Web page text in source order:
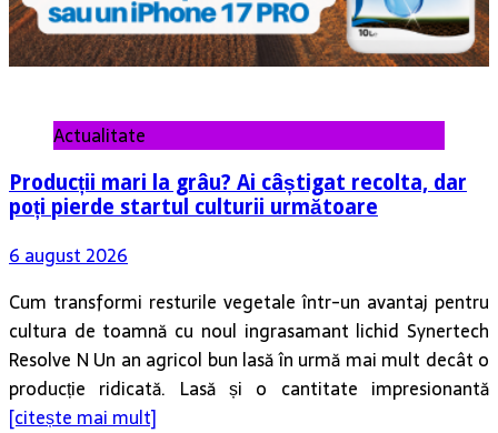
Actualitate
Producții mari la grâu? Ai câștigat recolta, dar
poți pierde startul culturii următoare
6 august 2026
Cum transformi resturile vegetale într-un avantaj pentru
cultura de toamnă cu noul ingrasamant lichid Synertech
Resolve N Un an agricol bun lasă în urmă mai mult decât o
producție ridicată. Lasă și o cantitate impresionantă
[citește mai mult]